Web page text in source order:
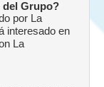
del Grupo?
por La
interesado en
La